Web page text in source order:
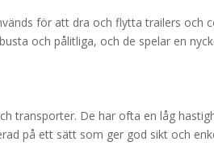
för att dra och flytta trailers och
och pålitliga, och de spelar en
transporter. De har ofta en låg
på ett sätt som ger god sikt och